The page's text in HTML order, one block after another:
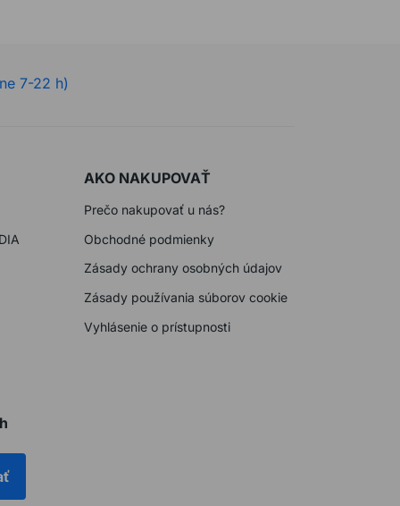
7-22 h)
AKO NAKUPOVAŤ
Prečo nakupovať u nás?
Obchodné podmienky
Zásady ochrany osobných údajov
Zásady používania súborov cookie
Vyhlásenie o prístupnosti